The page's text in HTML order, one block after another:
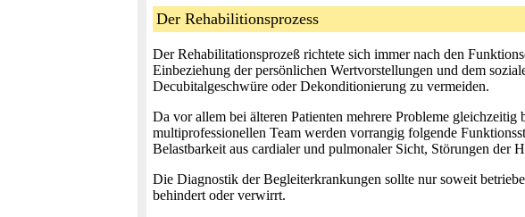
Der Rehabilitionsprozess
Der Rehabilitationsprozeß richtete sich immer nach den
Einbeziehung der persönlichen Wertvorstellungen und dem
Decubitalgeschwüre oder Dekonditionierung zu vermeiden.
Da vor allem bei älteren Patienten mehrere Probleme
multiprofessionellen Team werden vorrangig folgende
Belastbarkeit aus cardialer und pulmonaler Sicht, Störungen der
Die Diagnostik der Begleiterkrankungen sollte nur soweit
behindert oder verwirrt.